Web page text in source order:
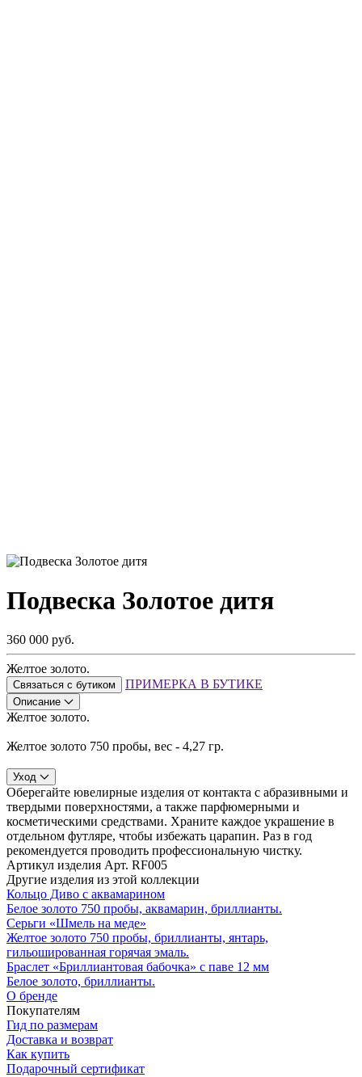
Подвеска Золотое дитя
360 000 руб.
Желтое золото.
Связаться с бутиком ПРИМЕРКА В БУТИКЕ
Описание
Желтое золото.
Желтое золото 750 пробы, вес - 4,27 гр.
Уход
Оберегайте ювелирные изделия от контакта с абразивными и
твердыми поверхностями, а также парфюмерными и
косметическими средствами. Храните каждое украшение в
отдельном футляре, чтобы избежать царапин. Раз в год
рекомендуется проводить профессиональную чистку.
Артикул изделия Арт. RF005
Другие изделия из этой коллекции
Кольцо Диво с аквамарином
Белое золото 750 пробы, аквамарин, бриллианты.
Серьги «Шмель на меде»
Желтое золото 750 пробы, бриллианты, янтарь,
гильошированная горячая эмаль.
Браслет «Бриллиантовая бабочка» с паве 12 мм
Белое золото, бриллианты.
О бренде
Покупателям
Гид по размерам
Доставка и возврат
Как купить
Подарочный сертификат